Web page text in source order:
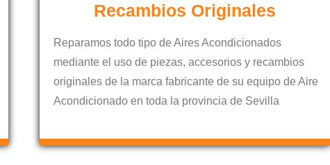
Recambios Originales
Reparamos todo tipo de Aires Acondicionados
mediante el uso de piezas, accesorios y recambios
originales de la marca fabricante de su equipo de Aire
Acondicionado en toda la provincia de Sevilla